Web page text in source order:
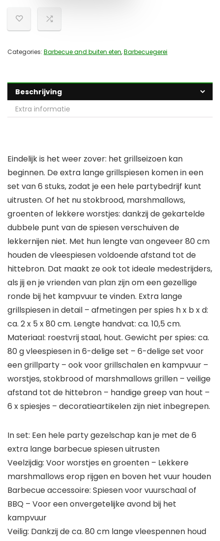
Categories: Barbecue and buiten eten,Barbecuegerei
Beschrijving
Extra informatie
Eindelijk is het weer zover: het grillseizoen kan
beginnen. De extra lange grillspiesen komen in een
set van 6 stuks, zodat je een hele partybedrijf kunt
uitrusten. Of het nu stokbrood, marshmallows,
groenten of lekkere worstjes: dankzij de gekartelde
dubbele punt van de spiesen verschuiven de
lekkernijen niet. Met hun lengte van ongeveer 80 cm
houden de vleespiesen voldoende afstand tot de
hittebron. Dat maakt ze ook tot ideale medestrijders,
als jij en je vrienden van plan zijn om een gezellige
ronde bij het kampvuur te vinden. Extra lange
grillspiesen in detail – afmetingen per spies h x b x d:
ca. 2 x 5 x 80 cm. Lengte handvat: ca. 10,5 cm.
Materiaal: roestvrij staal, hout. Gewicht per spies: ca.
80 g vleespiesen in 6-delige set – 6-delige set voor
een grillparty – ook voor grillschalen en kampvuur –
worstjes, stokbrood of marshmallows grillen – veilige
afstand tot de hittebron – handige greep van hout –
6 x spiesjes – decoratieartikelen zijn niet inbegrepen.
In set: Een hele party gezelschap kan je met de 6
extra lange barbecue spiesen uitrusten
Veelzijdig: Voor worstjes en groenten – Lekkere
marshmallows erop rijgen en boven het vuur houden
Barbecue accessoire: Spiesen voor vuurschaal of
BBQ – Voor een onvergetelijke avond bij het
kampvuur
Veilig: Dankzij de ca. 80 cm lange vleespennen houd